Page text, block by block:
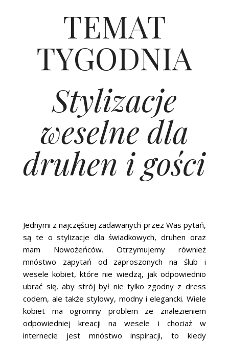
TEMAT
TYGODNIA
Stylizacje
weselne dla
druhen i gości
Jednymi z najczęściej zadawanych przez Was pytań,
są te o stylizacje dla świadkowych, druhen oraz
mam Nowożeńców. Otrzymujemy również
mnóstwo zapytań od zaproszonych na ślub i
wesele kobiet, które nie wiedzą, jak odpowiednio
ubrać się, aby strój był nie tylko zgodny z dress
codem, ale także stylowy, modny i elegancki. Wiele
kobiet ma ogromny problem ze znalezieniem
odpowiedniej kreacji na wesele i chociaż w
internecie jest mnóstwo inspiracji, to kiedy